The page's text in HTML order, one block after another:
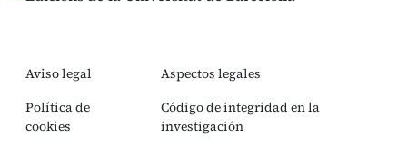
Aviso legal
Política de
cookies
Aspectos legales
Código de integridad en la
investigación